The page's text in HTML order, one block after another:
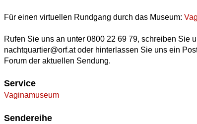
Für einen virtuellen Rundgang durch das Museum:
Rufen Sie uns an unter 0800 22 69 79, schreiben Sie
nachtquartier@orf.at oder hinterlassen Sie uns ein
Forum der aktuellen Sendung.
Service
Vaginamuseum
Sendereihe